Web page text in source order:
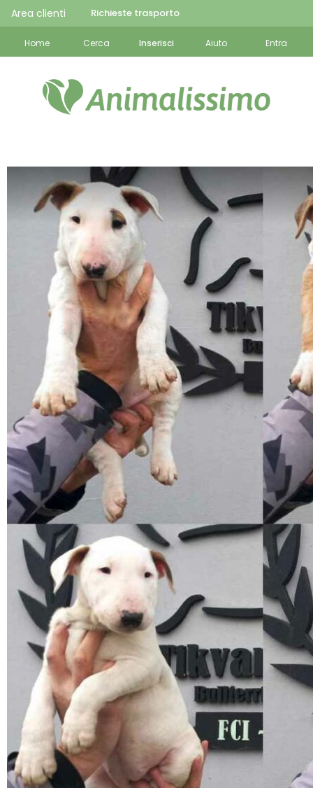
Area clienti Richieste trasporto
Home Cerca Inserisci Aiuto Entra